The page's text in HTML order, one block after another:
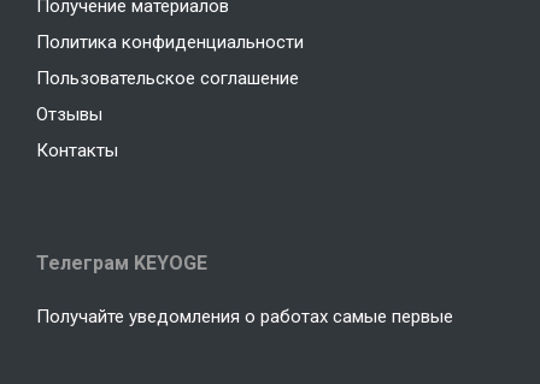
Получение материалов
Политика конфиденциальности
Пользовательское соглашение
Отзывы
Контакты
Телеграм KEYOGE
Получайте уведомления о работах самые первые